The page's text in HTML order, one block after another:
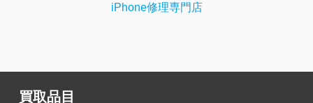
iPhone修理専門店
買取品目